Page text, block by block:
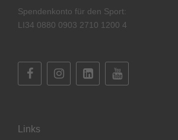
Spendenkonto für den Sport:
LI34 0880 0903 2710 1200 4
Links